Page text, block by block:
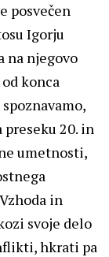
posvečen
Igorju
na njegovo
konca
preseku 20. in
umetnosti,
in
svoje delo
hkrati pa